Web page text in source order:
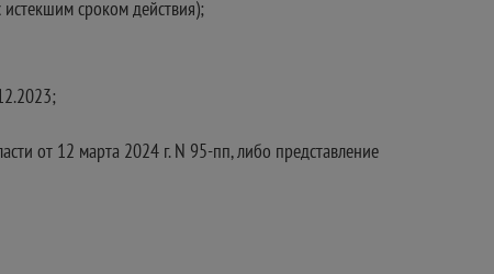
сроком действия);
от 12 марта 2024 г. N 95-пп, либо представление